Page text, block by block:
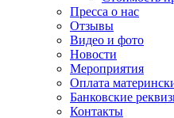
Пресса о нас
Отзывы
Видео и фото
Новости
Мероприятия
Оплата
Банковские
Контакты